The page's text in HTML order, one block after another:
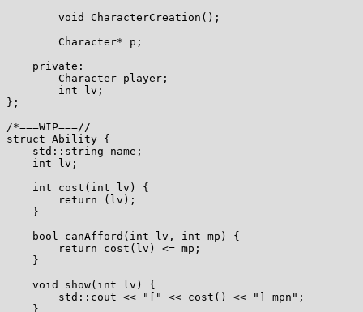
        void CharacterCreation();
        Character* p;
    private:
        Character player;
        int lv;
};
/*===WIP===//
struct Ability {
    std::string name;
    int lv;
    int cost(int lv) {
        return (lv);
    }
    bool canAfford(int lv, int mp) {
        return cost(lv) <= mp;
    }
    void show(int lv) {
        std::cout << "[" << cost() << "] mpn";
    }